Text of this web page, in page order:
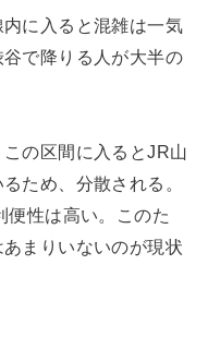
に入ると混雑は一気
で降りる人が大半の
の区間に入るとJR山
ため、分散される。
便性は高い。このた
まりいないのが現状